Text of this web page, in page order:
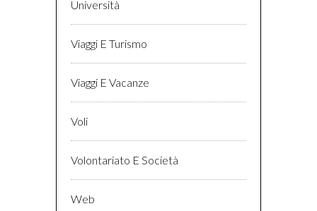
Università
Viaggi E Turismo
Viaggi E Vacanze
Voli
Volontariato E Società
Web